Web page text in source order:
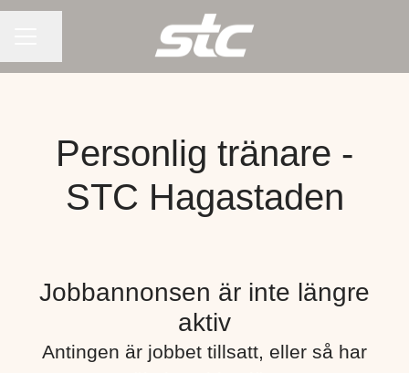
Personlig tränare -
STC Hagastaden
Jobbannonsen är inte längre
aktiv
Antingen är jobbet tillsatt, eller så har